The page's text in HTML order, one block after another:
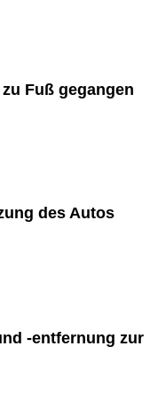
Fuß gegangen
des Autos
-entfernung zur